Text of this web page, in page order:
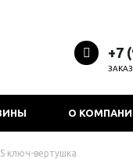
+7
О
ключ-вертушка